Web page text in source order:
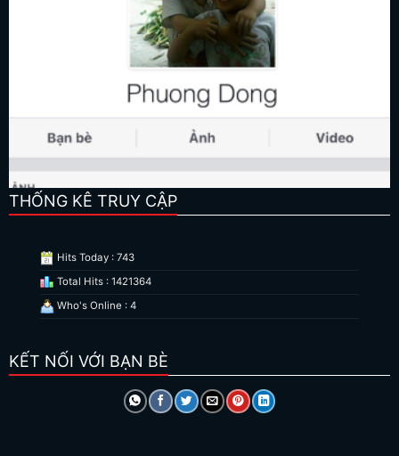
THỐNG KÊ TRUY CẬP
Hits Today : 743
Total Hits : 1421364
Who's Online : 4
KẾT NỐI VỚI BẠN BÈ